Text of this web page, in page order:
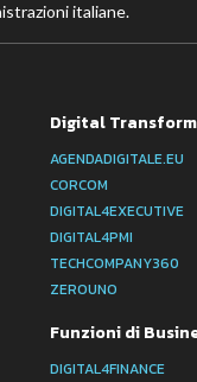
italiane.
Digital
AGENDADIGITALE.EU
CORCOM
DIGITAL4EXECUTIVE
DIGITAL4PMI
TECHCOMPANY360
ZEROUNO
Funzioni di
DIGITAL4FINANCE